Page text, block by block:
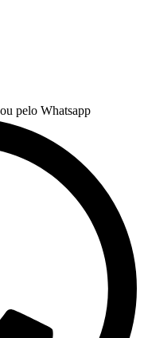
ou pelo Whatsapp